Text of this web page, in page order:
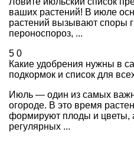
ваших растений! В июле
растений вызывают споры
пероноспороз, ...
5 0
Какие удобрения нужны в
подкормок и список для
Июль — один из самых
огороде. В это время
формируют плоды и цветы,
регулярных ...